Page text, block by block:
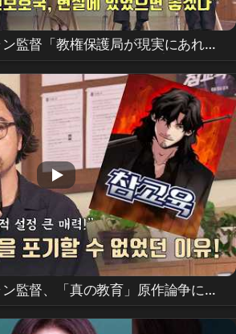
監督「教権保護局が現実にあれば
[真教育] 制作発表会 | Teach
a Lesson | Netflix
監督、「真の教育」原作論争にも
理由！ | Netflix [真の教育] 制作発
表会 #キム・ムヨル